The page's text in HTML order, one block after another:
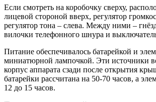
Если смотреть на коробочку сверху,
лицевой стороной вверх, регулятор
регулятор тона – слева. Между ними –
вилочки телефонного шнура и
Питание обеспечивалось батарейкой и
миниатюрной лампочкой. Эти источники
корпус аппарата сзади после открытия
батарейки рассчитана на 50-70 часов, а
12 до 15 часов.